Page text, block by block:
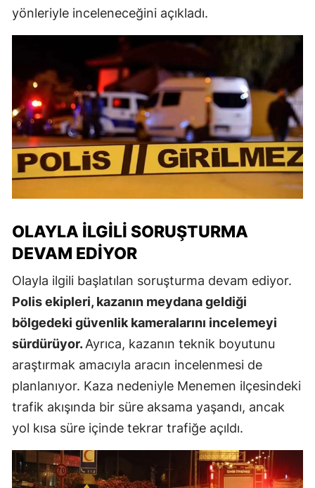
yönleriyle inceleneceğini açıkladı.
OLAYLA İLGILI SORUŞTURMA
DEVAM EDIYOR
Olayla ilgili başlatılan soruşturma devam ediyor.
Polis ekipleri, kazanın meydana geldiği
bölgedeki güvenlik kameralarını incelemeyi
sürdürüyor.Ayrıca, kazanın teknik boyutunu
araştırmak amacıyla aracın incelenmesi de
planlanıyor. Kaza nedeniyle Menemen ilçesindeki
trafik akışında bir süre aksama yaşandı, ancak
yol kısa süre içinde tekrar trafiğe açıldı.